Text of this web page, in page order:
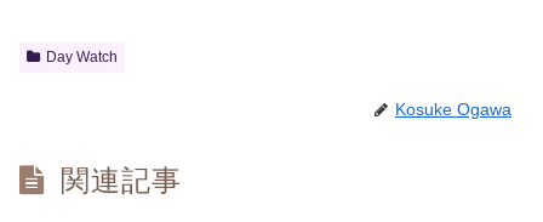
Day Watch
Kosuke Ogawa
関連記事